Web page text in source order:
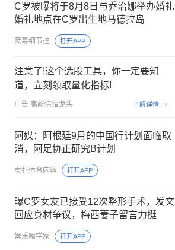
C罗被曝将于8月8日与乔治娜举办婚礼
婚礼地点在C罗出生地马德拉岛
荧幕细节控 打开APP
注意了!这个选股工具，你一定要知
道，立刻领取量化指标!
广告 高能情绪龙头 了解详情
阿媒：阿根廷9月的中国行计划面临取
消，阿足协正研究B计划
虎扑体育内容 打开APP
曝C罗女友已接受12次整形手术，发文
回应身材争议，梅西妻子留言力挺
娱乐嗑学家 打开APP